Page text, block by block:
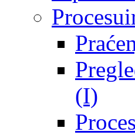
(I)